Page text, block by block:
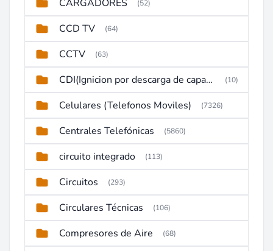
CARGADORES (52)
CCD TV (64)
CCTV (63)
CDI(Ignicion por descarga de capacitor) (10)
Celulares (Telefonos Moviles) (7326)
Centrales Telefónicas (5860)
circuito integrado (113)
Circuitos (293)
Circulares Técnicas (106)
Compresores de Aire (68)